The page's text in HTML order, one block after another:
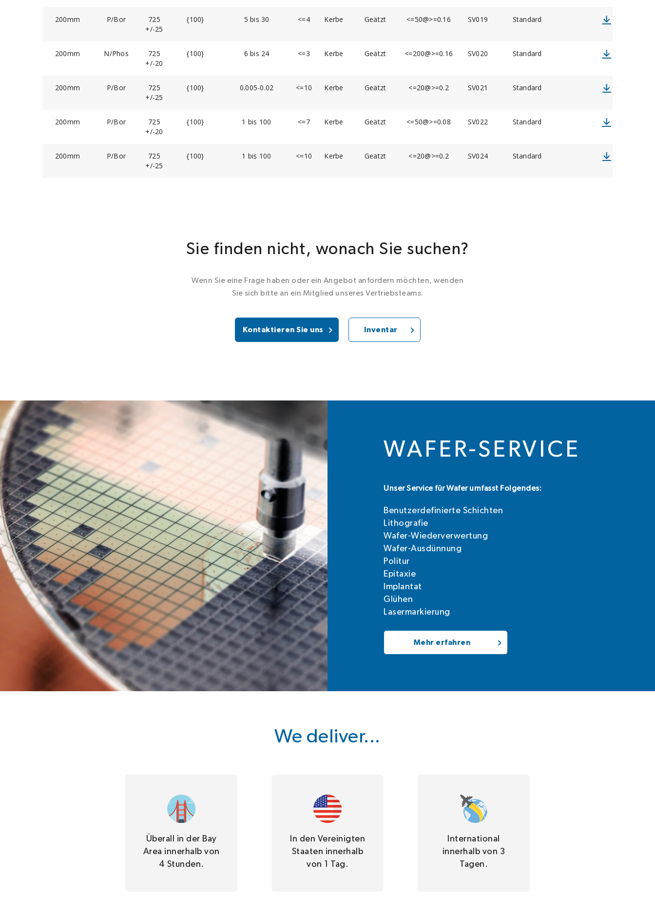
200mm P/Bor
725
+/-25
{100} 5 bis 30 <=4 Kerbe Geätzt <=50@>=0.16 SV019 Standard
200mm N/Phos
725
+/-20
{100} 6 bis 24 <=3 Kerbe Geätzt <=200@>=0.16 SV020 Standard
200mm P/Bor
725
+/-25
{100} 0.005-0.02 <=10 Kerbe Geätzt <=20@>=0.2 SV021 Standard
200mm P/Bor
725
+/-20
{100} 1 bis 100 <=7 Kerbe Geätzt <=50@>=0.08 SV022 Standard
200mm P/Bor
725
+/-25
{100} 1 bis 100 <=10 Kerbe Geätzt <=20@>=0.2 SV024 Standard
Sie finden nicht, wonach Sie suchen?
Wenn Sie eine Frage haben oder ein Angebot anfordern möchten, wenden
Sie sich bitte an ein Mitglied unseres Vertriebsteams.
Kontaktieren Sie uns Inventar
WAFER-SERVICE
Unser Service für Wafer umfasst Folgendes:
Benutzerdefinierte Schichten
Lithografie
Wafer-Wiederverwertung
Wafer-Ausdünnung
Politur
Epitaxie
Implantat
Glühen
Lasermarkierung
Mehr erfahren
We deliver...
Überall in der Bay
Area innerhalb von
4 Stunden.
In den Vereinigten
Staaten innerhalb
von 1 Tag.
International
innerhalb von 3
Tagen.